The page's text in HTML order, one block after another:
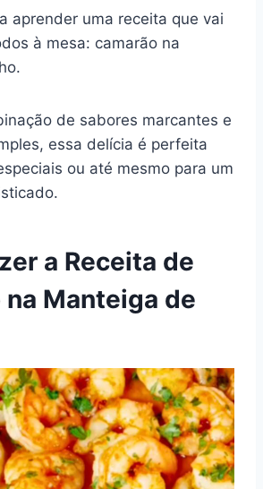
e
gr
m
m
bl
d
di
ai
l
p
y
n
k
ar
aprender uma receita que vai
à mesa: camarão na
de sabores marcantes e
essa delícia é perfeita
ou até mesmo para um
a Receita de
na Manteiga de